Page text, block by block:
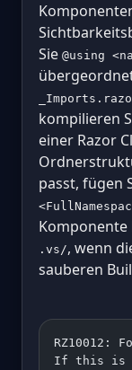
Sie @using
kompilieren
einer Razor
passt, fügen
Komponente
.vs/, wenn
sauberen
RZ10012:
If this is